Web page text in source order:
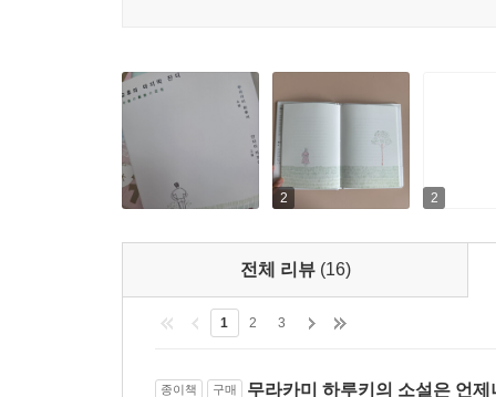
2 2
전체 리뷰 (16)
1 2 3
종이책 구매 무라카미 하루키의 소설은 언제